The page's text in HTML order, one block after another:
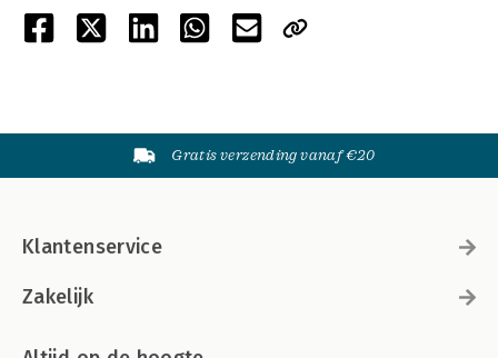
Gratis verzending vanaf €20
Klantenservice
Zakelijk